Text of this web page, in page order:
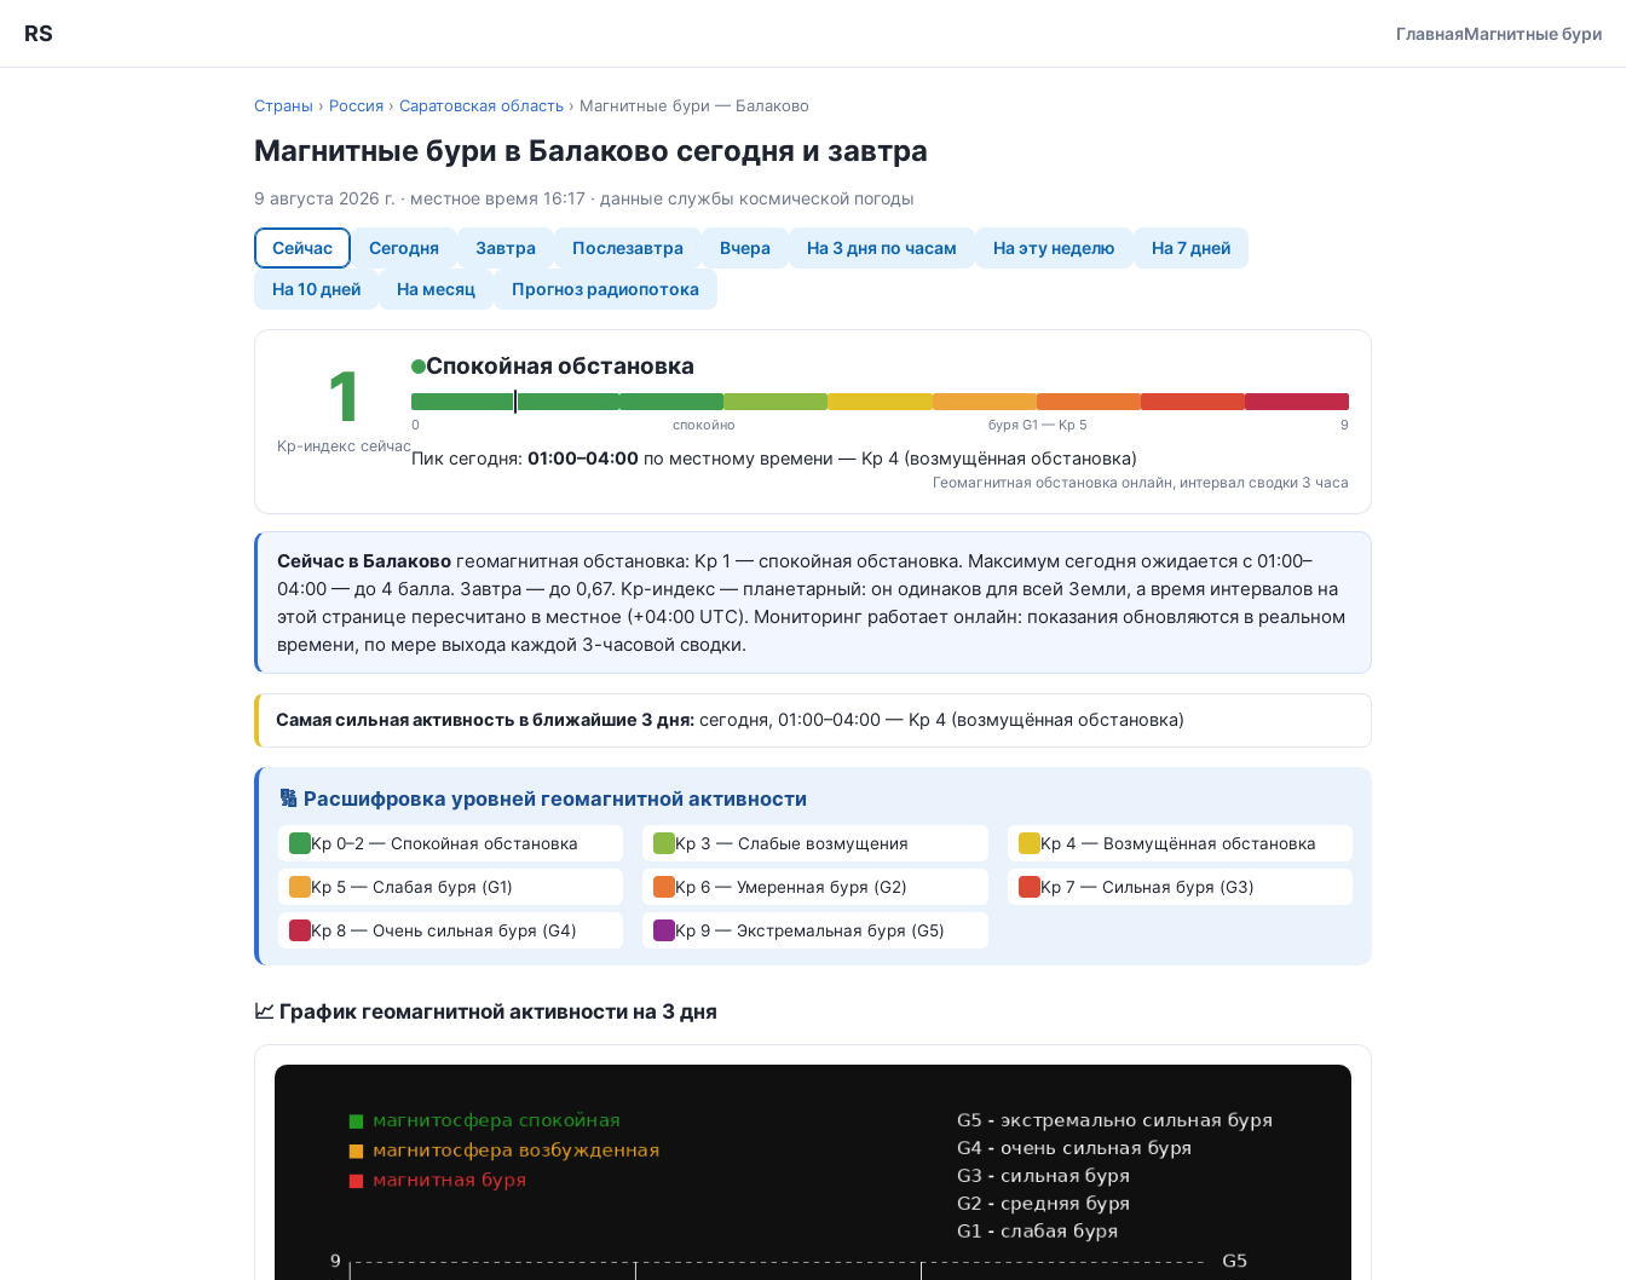
RS ГлавнаяМагнитные бури
Страны › Россия › Саратовская область › Магнитные бури — Балаково
Магнитные бури в Балаково сегодня и завтра
9 августа 2026 г. · местное время 16:17 · данные службы космической погоды
Сейчас Сегодня Завтра Послезавтра Вчера На 3 дня по часам На эту неделю
На 7 дней
На 10 дней
На месяц Прогноз радиопотока
1
Kp-индекс сейчас
Спокойная обстановка
0 спокойно буря G1 — Kp 5 9
Пик сегодня: 01:00–04:00 по местному времени — Kp 4 (возмущённая обстановка)
Геомагнитная обстановка онлайн, интервал сводки 3 часа
Сейчас в Балаково геомагнитная обстановка: Kp 1 — спокойная обстановка. Максимум сегодня ожидается с 01:00–
04:00 — до 4 балла. Завтра — до 0,67. Kp-индекс — планетарный: он одинаков для всей Земли, а время интервалов на
этой странице пересчитано в местное (+04:00 UTC). Мониторинг работает онлайн: показания обновляются в реальном
времени, по мере выхода каждой 3-часовой сводки.
Самая сильная активность в ближайшие 3 дня: сегодня, 01:00–04:00 — Kp 4 (возмущённая обстановка)
🔢 Расшифровка уровней геомагнитной активности
Kp 0–2 — Спокойная обстановка Kp 3 — Слабые возмущения Kp 4 — Возмущённая обстановка
Kp 5 — Слабая буря (G1) Kp 6 — Умеренная буря (G2) Kp 7 — Сильная буря (G3)
Kp 8 — Очень сильная буря (G4) Kp 9 — Экстремальная буря (G5)
📈 График геомагнитной активности на 3 дня